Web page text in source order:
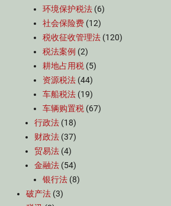
环境保护税法 (6)
社会保险费 (12)
税收征收管理法 (120)
税法案例 (2)
耕地占用税 (5)
资源税法 (44)
车船税法 (19)
车辆购置税 (67)
行政法 (18)
财政法 (37)
贸易法 (4)
金融法 (54)
银行法 (8)
破产法 (3)